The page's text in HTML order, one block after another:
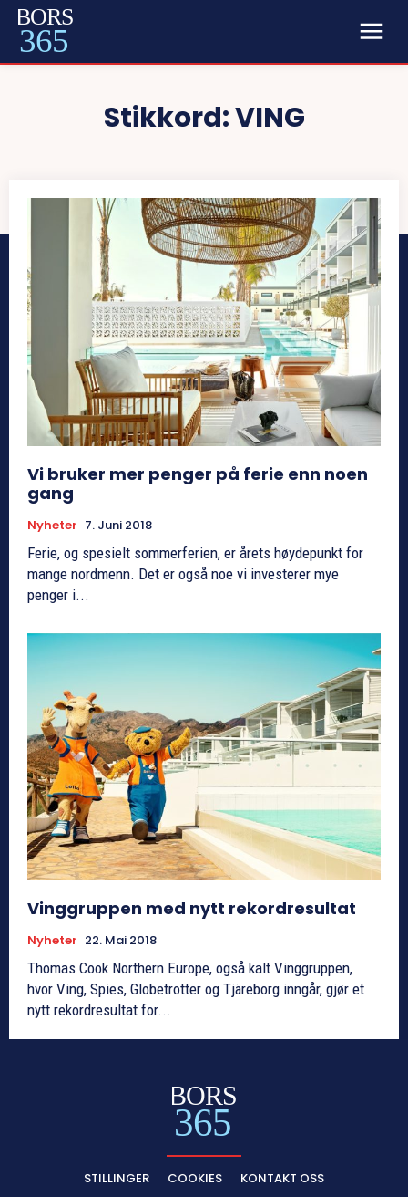
BORS
365
Stikkord:VING
Vi bruker mer penger på ferie enn noen
gang
Nyheter 7. Juni 2018
Ferie, og spesielt sommerferien, er årets høydepunkt for
mange nordmenn. Det er også noe vi investerer mye
penger i...
Vinggruppen med nytt rekordresultat
Nyheter 22. Mai 2018
Thomas Cook Northern Europe, også kalt Vinggruppen,
hvor Ving, Spies, Globetrotter og Tjäreborg inngår, gjør et
nytt rekordresultat for...
BORS
365
STILLINGER COOKIES KONTAKT OSS